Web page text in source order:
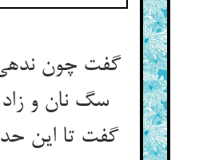
گفت چون
سگ نان و
گفت تا این حد